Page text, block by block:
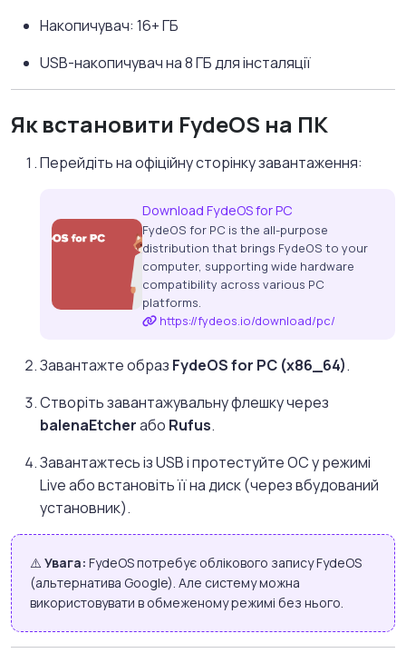
Накопичувач: 16+ ГБ
USB-накопичувач на 8 ГБ для інсталяції
Як встановити FydeOS на ПК
Перейдіть на офіційну сторінку завантаження:
Download FydeOS for PC
FydeOS for PC is the all-purpose
distribution that brings FydeOS to your
computer, supporting wide hardware
compatibility across various PC
platforms.
https://fydeos.io/download/pc/
Завантажте образ FydeOS for PC (x86_64).
Створіть завантажувальну флешку через
balenaEtcherабо Rufus.
Завантажтесь із USB і протестуйте ОС у режимі
Live або встановіть її на диск (через вбудований
установник).
⚠️ Увага: FydeOS потребує облікового запису FydeOS
(альтернатива Google). Але систему можна
використовувати в обмеженому режимі без нього.